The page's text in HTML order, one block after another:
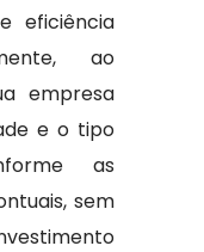
eficiência
ao
empresa
e o tipo
as
sem